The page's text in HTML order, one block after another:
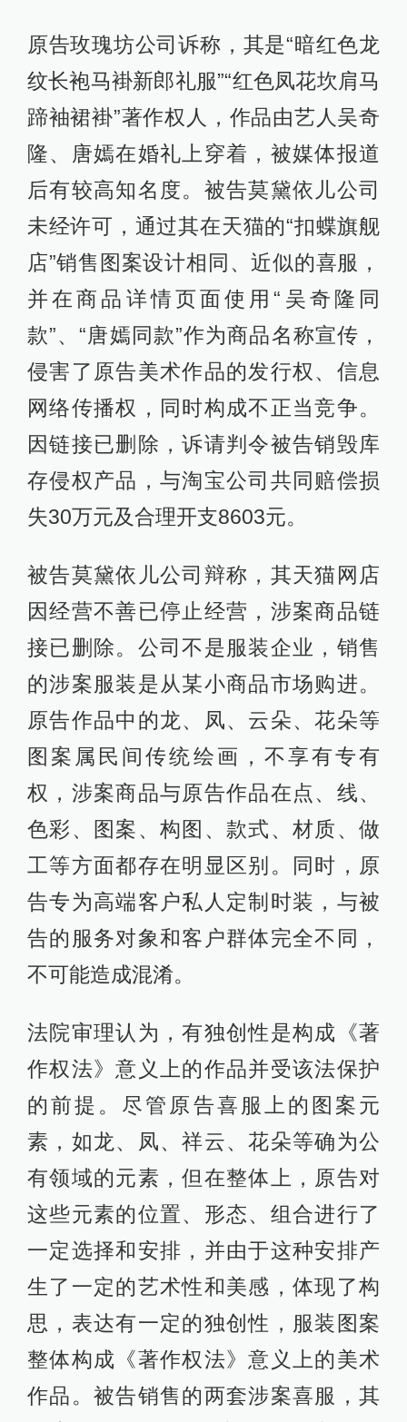
原告玫瑰坊公司诉称，其是“暗红色龙
纹长袍马褂新郎礼服”“红色凤花坎肩马
蹄袖裙褂”著作权人，作品由艺人吴奇
隆、唐嫣在婚礼上穿着，被媒体报道
后有较高知名度。被告莫黛依儿公司
未经许可，通过其在天猫的“扣蝶旗舰
店”销售图案设计相同、近似的喜服，
并在商品详情页面使用“吴奇隆同
款”、“唐嫣同款”作为商品名称宣传，
侵害了原告美术作品的发行权、信息
网络传播权，同时构成不正当竞争。
因链接已删除，诉请判令被告销毁库
存侵权产品，与淘宝公司共同赔偿损
失30万元及合理开支8603元。
被告莫黛依儿公司辩称，其天猫网店
因经营不善已停止经营，涉案商品链
接已删除。公司不是服装企业，销售
的涉案服装是从某小商品市场购进。
原告作品中的龙、凤、云朵、花朵等
图案属民间传统绘画，不享有专有
权，涉案商品与原告作品在点、线、
色彩、图案、构图、款式、材质、做
工等方面都存在明显区别。同时，原
告专为高端客户私人定制时装，与被
告的服务对象和客户群体完全不同，
不可能造成混淆。
法院审理认为，有独创性是构成《著
作权法》意义上的作品并受该法保护
的前提。尽管原告喜服上的图案元
素，如龙、凤、祥云、花朵等确为公
有领域的元素，但在整体上，原告对
这些元素的位置、形态、组合进行了
一定选择和安排，并由于这种安排产
生了一定的艺术性和美感，体现了构
思，表达有一定的独创性，服装图案
整体构成《著作权法》意义上的美术
作品。被告销售的两套涉案喜服，其